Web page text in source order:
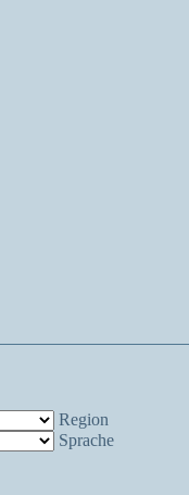
Region
Sprache